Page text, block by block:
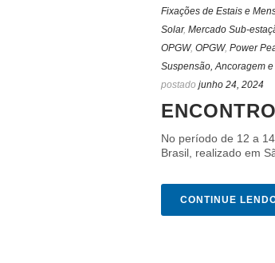
Fixações de Estais e
Solar, Mercado Sub-
OPGW, OPGW, Power
Suspensão, Ancoragem
postado junho 24, 2024
No período de 12 a
Brasil, realizado em
CONTINUE